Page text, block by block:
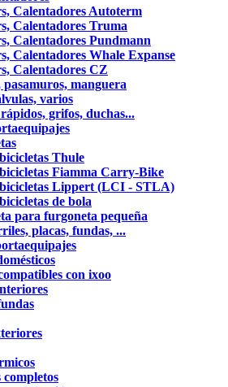
Calentadores Autoterm
Calentadores Truma
Calentadores Pundmann
Calentadores Whale Expanse
Calentadores CZ
pasamuros, manguera
varios
grifos, duchas...
Thule
Fiamma Carry-Bike
Lippert (LCI - STLA)
de bola
para furgoneta pequeña
placas, fundas, ...
con ixoo
completos